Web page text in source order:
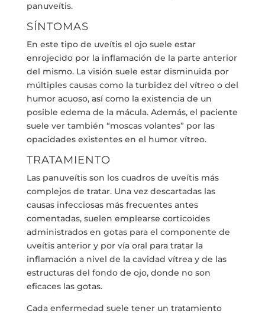
panuveítis.
SÍNTOMAS
En este tipo de uveítis el ojo suele estar
enrojecido por la inflamación de la parte anterior
del mismo. La visión suele estar disminuida por
múltiples causas como la turbidez del vítreo o del
humor acuoso, así como la existencia de un
posible edema de la mácula. Además, el paciente
suele ver también “moscas volantes” por las
opacidades existentes en el humor vítreo.
TRATAMIENTO
Las panuveítis son los cuadros de uveítis más
complejos de tratar. Una vez descartadas las
causas infecciosas más frecuentes antes
comentadas, suelen emplearse corticoides
administrados en gotas para el componente de
uveítis anterior y por vía oral para tratar la
inflamación a nivel de la cavidad vítrea y de las
estructuras del fondo de ojo, donde no son
eficaces las gotas.
Cada enfermedad suele tener un tratamiento